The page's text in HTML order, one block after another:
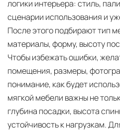
логики интерьера: стиль,
сценарии использования и
После этого подбирают тип
материалы, форму, высоту
Чтобы избежать ошибки,
помещения, размеры,
понимание, как будет
мягкой мебели важны не
глубина посадки, высота
устойчивость к нагрузкам.